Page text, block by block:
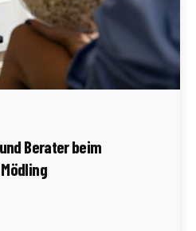
Bezirk Mödling (AT)
Berater beim